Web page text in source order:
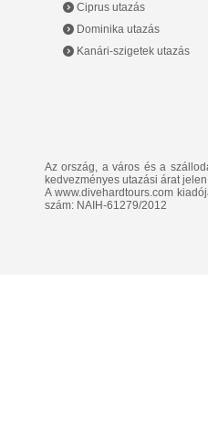
Ciprus utazás
Dominika utazás
Kanári-szigetek utazás
Az ország, a város és a
kedvezményes utazási árat
A www.divehardtours.com
szám: NAIH-61279/2012